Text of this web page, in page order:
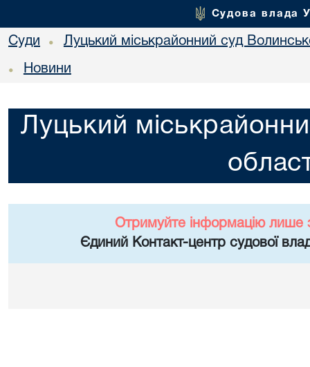
Судова влада
Суди • Луцький міськрайонний суд
• Новини
Луцький
Отримуйте інформацію лише
Єдиний Контакт-центр судової